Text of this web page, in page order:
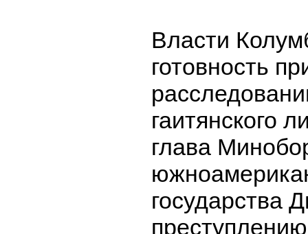
Власти
готовность
гаитянского
глава
государства